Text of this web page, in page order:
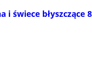
świece błyszczące